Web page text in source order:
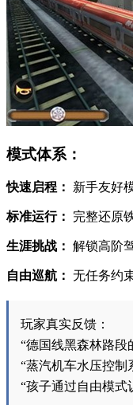
模式体系：
快速启程： 新手友好
标准运行： 完整还原
生涯挑战： 解锁高阶
自由巡航： 无任务约
玩家真实反馈：
“德国线黑森林路
“蒸汽机车水压控
“孩子通过自由模